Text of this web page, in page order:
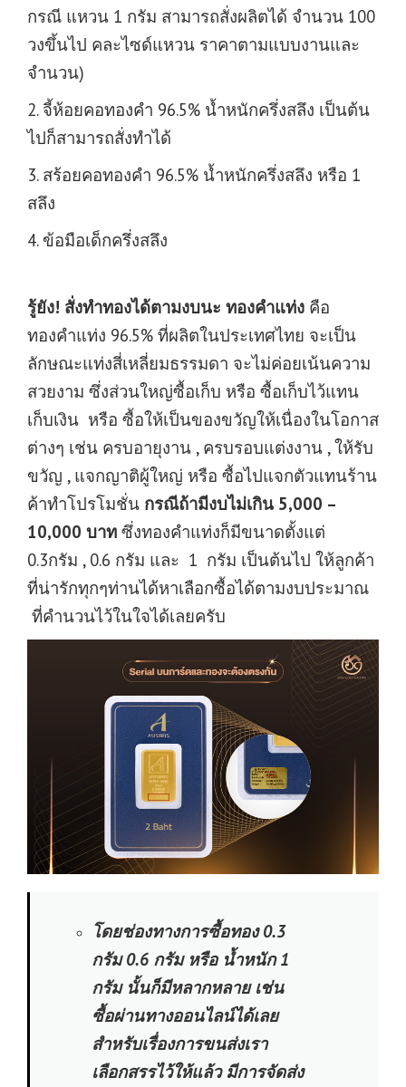
กรณี แหวน 1 กรัม สามารถสั่งผลิตได้ จำนวน 100
วงขึ้นไป คละไซด์แหวน ราคาตามแบบงานและ
จำนวน)
2. จี้ห้อยคอทองคำ 96.5% น้ำหนักครึ่งสลึง เป็นต้น
ไปก็สามารถสั่งทำได้
3. สร้อยคอทองคำ 96.5% น้ำหนักครึ่งสลึง หรือ 1
สลึง
4. ข้อมือเด็กครึ่งสลึง
รู้ยัง! สั่งทำทองได้ตามงบนะ ทองคำแท่ง คือ
ทองคำแท่ง 96.5% ที่ผลิตในประเทศไทย จะเป็น
ลักษณะแท่งสี่เหลี่ยมธรรมดา จะไม่ค่อยเน้นความ
สวยงาม ซึ่งส่วนใหญ่ซื้อเก็บ หรือ ซื้อเก็บไว้แทน
เก็บเงิน หรือ ซื้อให้เป็นของขวัญให้เนื่องในโอกาส
ต่างๆ เช่น ครบอายุงาน , ครบรอบแต่งงาน , ให้รับ
ขวัญ , แจกญาติผู้ใหญ่ หรือ ซื้อไปแจกตัวแทนร้าน
ค้าทำโปรโมชั่น กรณีถ้ามีงบไม่เกิน 5,000 –
10,000 บาท ซึ่งทองคำแท่งก็มีขนาดตั้งแต่
0.3กรัม , 0.6 กรัม และ 1 กรัม เป็นต้นไป ให้ลูกค้า
ที่น่ารักทุกๆท่านได้หาเลือกซื้อได้ตามงบประมาณ
ที่คำนวนไว้ในใจได้เลยครับ
โดยช่องทางการซื้อทอง 0.3
กรัม 0.6 กรัม หรือ น้ำหนัก 1
กรัม นั้นก็มีหลากหลาย เช่น
ซื้อผ่านทางออนไลน์ได้เลย
สำหรับเรื่องการขนส่งเรา
เลือกสรรไว้ให้แล้ว มีการจัดส่ง